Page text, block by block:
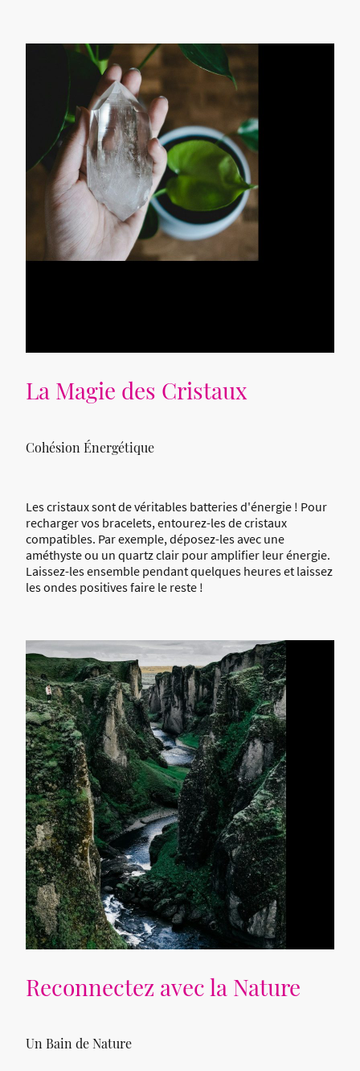
La Magie des Cristaux
Cohésion Énergétique
Les cristaux sont de véritables batteries d'énergie ! Pour
recharger vos bracelets, entourez-les de cristaux
compatibles. Par exemple, déposez-les avec une
améthyste ou un quartz clair pour amplifier leur énergie.
Laissez-les ensemble pendant quelques heures et laissez
les ondes positives faire le reste !
Reconnectez avec la Nature
Un Bain de Nature